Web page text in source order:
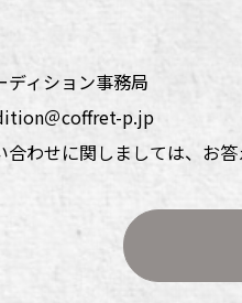
ィション事務局
＠coffret-p.jp
わせに関しましては、お答